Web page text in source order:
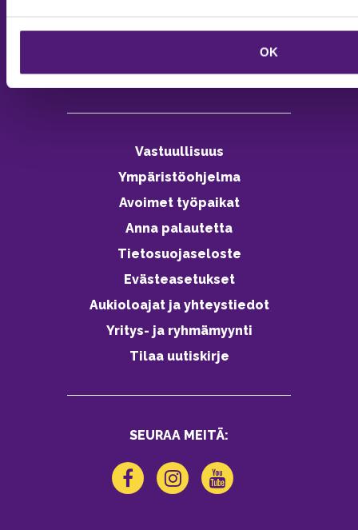
OK
Vastuullisuus
Ympäristöohjelma
Avoimet työpaikat
Anna palautetta
Tietosuojaseloste
Evästeasetukset
Aukioloajat ja yhteystiedot
Yritys- ja ryhmämyynti
Tilaa uutiskirje
SEURAA MEITÄ: